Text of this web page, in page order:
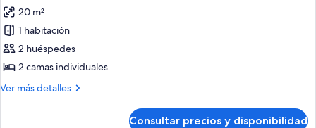
20 m²
1 habitación
2 huéspedes
2 camas individuales
Ver más detalles
Más
Consultar precios y disponibilidad